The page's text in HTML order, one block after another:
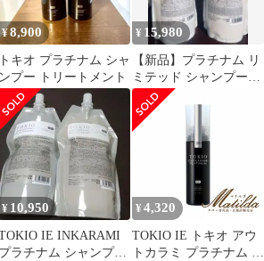
¥8,900
トキオ プラチナム シャ
ンプー トリートメント
¥ 15,980
【新品】プラチナム リ
ミテッド シャンプート
リートメント700ml セ
ット
¥ 10,950
IE INKARAMI
プラチナム シャンプー
¥ 4,320
TOKIO IE トキオ アウ
トカラミ プラチナム オ